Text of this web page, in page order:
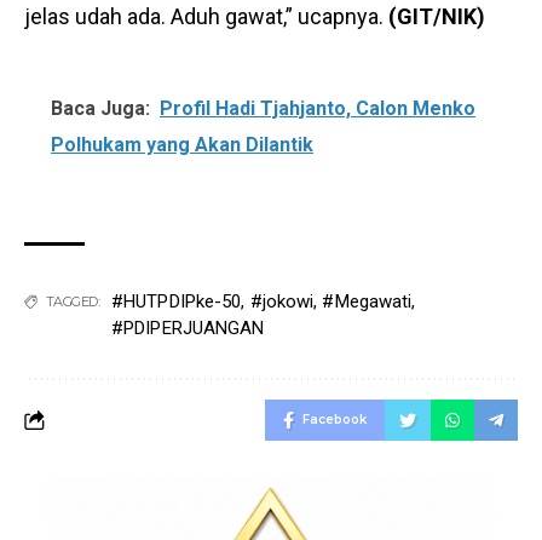
jelas udah ada. Aduh gawat,” ucapnya. (GIT/NIK)
Baca Juga: Profil Hadi Tjahjanto, Calon Menko
Polhukam yang Akan Dilantik
TAGGED: #HUTPDIPke-50, #jokowi, #Megawati,
#PDIPERJUANGAN
Facebook